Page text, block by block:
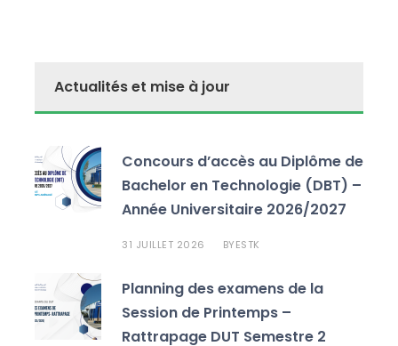
Actualités et mise à jour
Concours d’accès au Diplôme de
Bachelor en Technologie (DBT) –
Année Universitaire 2026/2027
31 JUILLET 2026 BYESTK
Planning des examens de la
Session de Printemps –
Rattrapage DUT Semestre 2